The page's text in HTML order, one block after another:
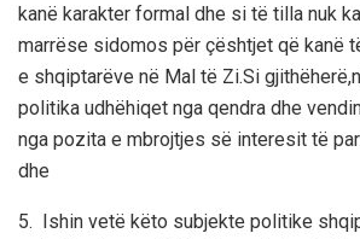
kanë karakter formal dhe si të tilla nuk
marrëse sidomos për çështjet që kanë
e shqiptarëve në Mal të Zi.Si
politika udhëhiqet nga qendra dhe
nga pozita e mbrojtjes së interesit të
dhe
5. Ishin vetë këto subjekte politike